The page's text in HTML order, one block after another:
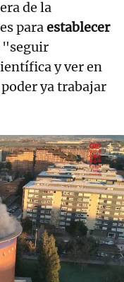
de la
paraestablecer
"seguir
y ver en
ya trabajar